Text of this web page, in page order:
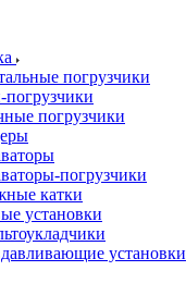
погрузчики
погрузчики
погрузчики
катки
установки
установки